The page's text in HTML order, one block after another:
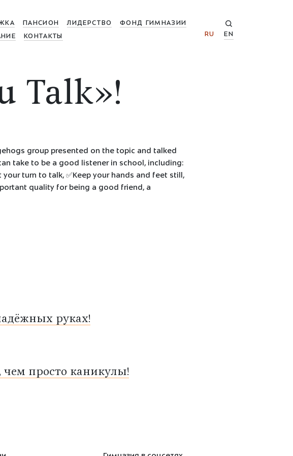
ПАНСИОН ЛИДЕРСТВО
ФОНД ГИМНАЗИИ
КОНТАКТЫ RU EN
Talk»!
group presented on the topic and talked
take to be a good listener in school, including:
turn to talk, ✅Keep your hands and feet still,
quality for being a good friend, a
руках!
чем просто каникулы!